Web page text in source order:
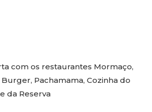
com os restaurantes Mormaço,
Pachamama, Cozinha do
da Reserva